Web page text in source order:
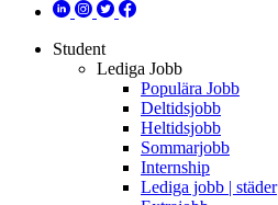
Student
Lediga Jobb
Populära Jobb
Deltidsjobb
Heltidsjobb
Sommarjobb
Internship
Lediga jobb | städer